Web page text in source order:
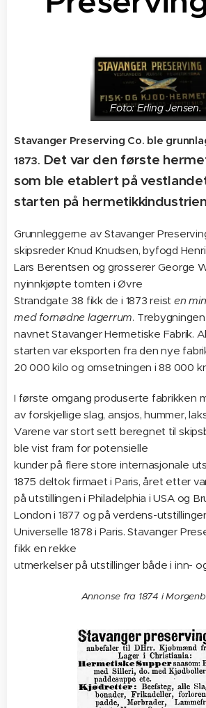
Foto: Erling Jensen.
Stavanger Preserving Co. ble
1873. Det var den første
som ble etablert på
starten på
Grunnleggerne av Stavanger
skipsreder Knud Knudsen, byfogd
Lars Berentsen og grosserer George
nyinnkjøpte tomten i Øvre
Strandgate 38 fikk de i 1873 reisten
med fornødne lagerrum.
navnet Stavanger Hermetiske Fabrik.
starten var eksporten fra den nye
20 000 kilo og omsetningen i 88 000
I første omgang produserte fabrikken
av forskjellige slag, ansjos, hummer,
Varene var stort sett beregnet til
ble vist fram for potensielle
kunder på flere store internasjonale
1875 deltok firmaet i Paris, året etter
på utstillingen i Philadelphia i USA og
London i 1877 og på verdens-
Universelle 1878 i Paris. Stavanger
fikk en rekke
utmerkelser på utstillinger både i inn-
Annonse fra 1874 i